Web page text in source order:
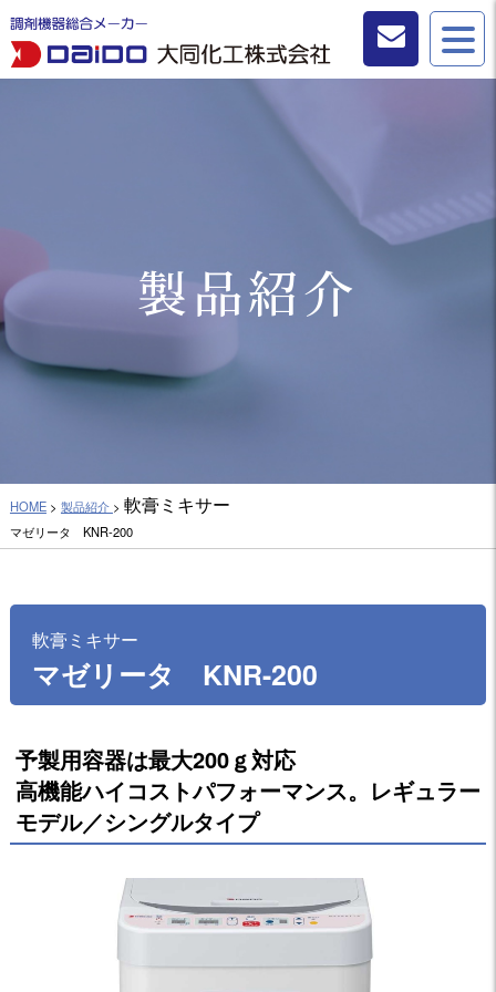
お問い合わせ
製品紹介
HOME> 製品紹介 > 軟膏ミキサー
マゼリータ KNR-200
軟膏ミキサー
マゼリータ KNR-200
予製用容器は最大200ｇ対応
高機能ハイコストパフォーマンス。レギュラー
モデル／シングルタイプ